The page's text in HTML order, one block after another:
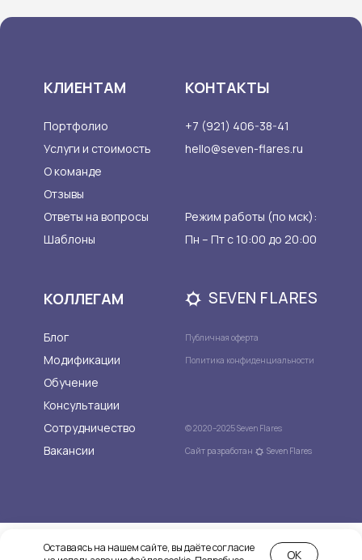
SEVEN FLARES
КЛИЕНТАМ
КОЛЛЕГАМ
КОНТАКТЫ
Портфолио
Услуги и стоимость
О команде
Отзывы
Ответы на вопросы
Шаблоны
Блог
Модификации
Обучение
Консультации
Сотрудничество
Вакансии
Сайт разработан
Политика конфиденциальности
Публичная оферта
© 2020–2025 Seven Flares
Seven Flares
Режим работы (по мск):
Пн – Пт с 10:00 до 20:00
+7 (921) 406-38-41
hello@seven-flares.ru
Оставаясь на нашем сайте, вы даёте согласие
OK
Made on Tilda